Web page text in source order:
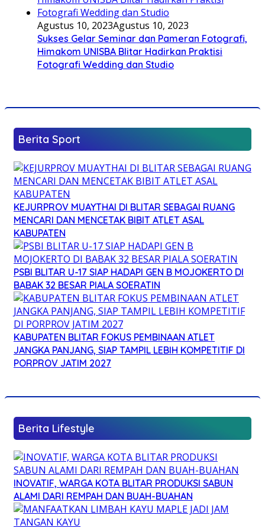
Agustus 10, 2023Agustus 10, 2023
Sukses Gelar Seminar dan Pameran Fotografi,
Himakom UNISBA Blitar Hadirkan Praktisi
Fotografi Wedding dan Studio
Berita Sport
KEJURPROV MUAYTHAI DI BLITAR SEBAGAI RUANG
MENCARI DAN MENCETAK BIBIT ATLET ASAL
KABUPATEN
PSBI BLITAR U-17 SIAP HADAPI GEN B MOJOKERTO DI
BABAK 32 BESAR PIALA SOERATIN
KABUPATEN BLITAR FOKUS PEMBINAAN ATLET
JANGKA PANJANG, SIAP TAMPIL LEBIH KOMPETITIF DI
PORPROV JATIM 2027
Berita Lifestyle
INOVATIF, WARGA KOTA BLITAR PRODUKSI SABUN
ALAMI DARI REMPAH DAN BUAH-BUAHAN